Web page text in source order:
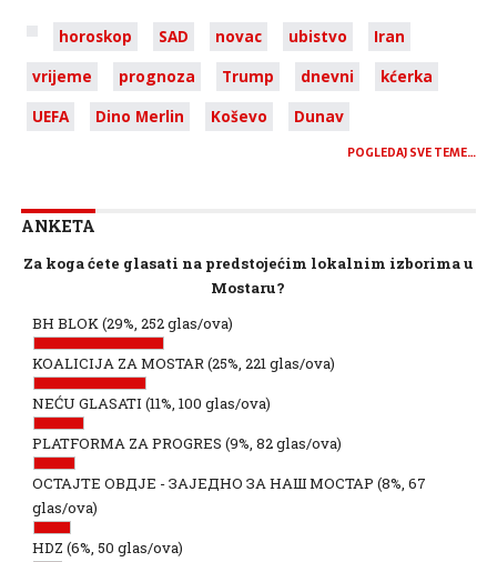
horoskop SAD novac ubistvo
Iran
vrijeme
prognoza Trump dnevni
kćerka
UEFA
Dino Merlin Koševo Dunav
POGLEDAJ SVE TEME…
ANKETA
Za koga ćete glasati na predstojećim lokalnim izborima u
Mostaru?
BH BLOK(29%, 252 glas/ova)
KOALICIJA ZA MOSTAR(25%, 221 glas/ova)
NEĆU GLASATI (11%, 100 glas/ova)
PLATFORMA ZA PROGRES (9%, 82 glas/ova)
ОСТАЈТЕ ОВДЈЕ - ЗАЈЕДНО ЗА НАШ МОСТАР (8%, 67
glas/ova)
HDZ (6%, 50 glas/ova)